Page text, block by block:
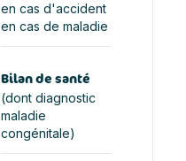
en cas d'accident
en cas de maladie
Bilan de santé
(dont diagnostic
maladie
congénitale)